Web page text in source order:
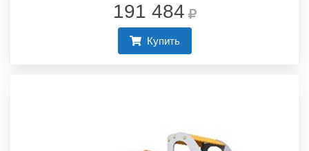
191 484
Купить